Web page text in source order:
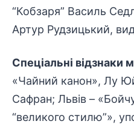
“Кобзаря” Василь
Артур Рудзицький,
Спеціальні відзнаки
«Чайний канон», Лу
Сафран; Львів –
“великого стилю”»,